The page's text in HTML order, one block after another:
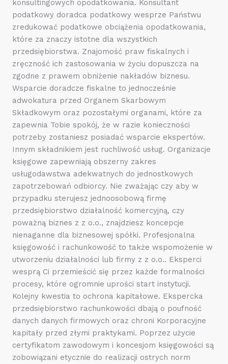
konsultingowych opodatkowania. Konsultant
podatkowy doradca podatkowy wesprze Państwu
zredukować podatkowe obciążenia opodatkowania,
które za znaczy istotne dla wszystkich
przedsiębiorstwa. Znajomość praw fiskalnych i
zręczność ich zastosowania w życiu dopuszcza na
zgodne z prawem obniżenie nakładów biznesu.
Wsparcie doradcze fiskalne to jednocześnie
adwokatura przed Organem Skarbowym
Składkowym oraz pozostałymi organami, które za
zapewnia Tobie spokój, że w razie konieczności
potrzeby zostaniesz posiadać wsparcie ekspertów.
Innym składnikiem jest ruchliwość usług. Organizacje
księgowe zapewniają obszerny zakres
usługodawstwa adekwatnych do jednostkowych
zapotrzebowań odbiorcy. Nie zważając czy aby w
przypadku sterujesz jednoosobową firmę
przedsiębiorstwo działalność komercyjną, czy
poważną biznes z z o.o., znajdziesz koncepcje
nienaganne dla biznesowej spółki. Profesjonalna
księgowość i rachunkowość to także wspomożenie w
utworzeniu działalności lub firmy z z o.o.. Eksperci
wesprą Ci przemieścić się przez każde formalności
procesy, które ogromnie uprości start instytucji.
Kolejny kwestia to ochrona kapitałowe. Ekspercka
przedsiębiorstwo rachunkowości dbają o poufność
danych danych firmowych oraz chroni Korporacyjne
kapitały przed złymi praktykami. Poprzez użycie
certyfikatom zawodowym i koncesjom księgowości są
zobowiązani etycznie do realizacji ostrych norm